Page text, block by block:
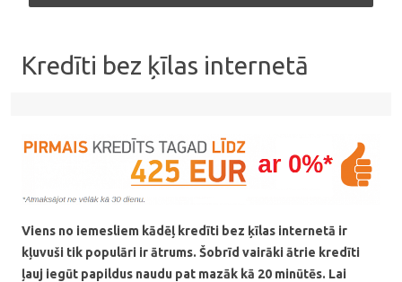
Kredīti bez ķīlas internetā
Viens no iemesliem kādēļ kredīti bez ķīlas internetā ir
kļuvuši tik populāri ir ātrums. Šobrīd vairāki ātrie kredīti
ļauj iegūt papildus naudu pat mazāk kā 20 minūtēs. Lai